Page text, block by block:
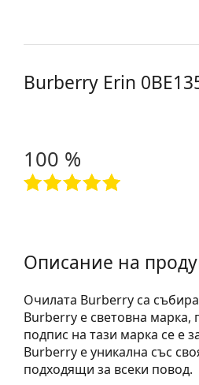
Burberry Erin
100 %
Описание на
Oчилата Burberry са
Burberry е световна марка,
подпис на тази марка се е
Burberry е уникална със
подходящи за всеки повод.